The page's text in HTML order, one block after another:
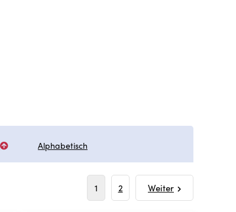
Alphabetisch
1 2 Weiter